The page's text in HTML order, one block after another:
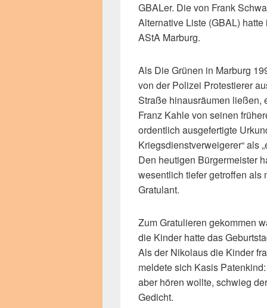
GBALer. Die von Frank
Alternative Liste (GBAL)
AStA Marburg.
Als Die Grünen in Marburg
von der Polizei Protestierer
Straße hinausräumen ließen,
Franz Kahle von seinen
ordentlich ausgefertigte
Kriegsdienstverweigerer“ als
Den heutigen Bürgermeister
wesentlich tiefer getroffen als
Gratulant.
Zum Gratulieren gekommen
die Kinder hatte das
Als der Nikolaus die Kinder
meldete sich Kasis
aber hören wollte, schwieg
Gedicht.